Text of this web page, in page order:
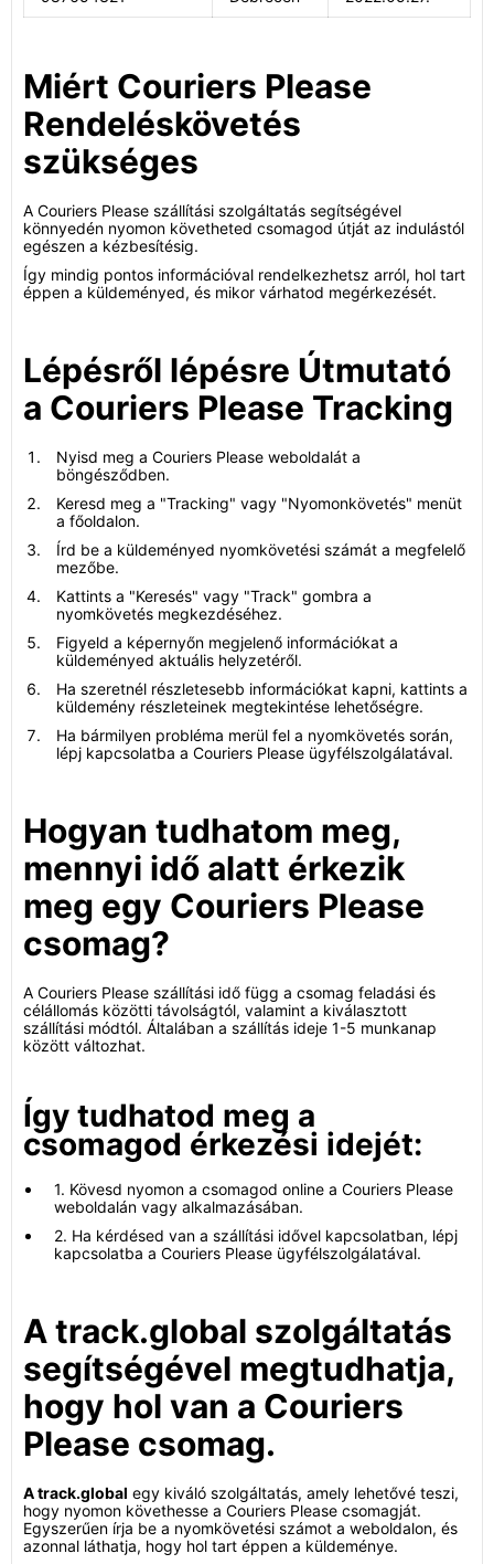
Miért Couriers Please
Rendeléskövetés
szükséges
A Couriers Please szállítási szolgáltatás segítségével
könnyedén nyomon követheted csomagod útját az indulástól
egészen a kézbesítésig.
Így mindig pontos információval rendelkezhetsz arról, hol tart
éppen a küldeményed, és mikor várhatod megérkezését.
Lépésről lépésre Útmutató
a Couriers Please Tracking
Nyisd meg a Couriers Please weboldalát a
böngésződben.
Keresd meg a "Tracking" vagy "Nyomonkövetés" menüt
a főoldalon.
Írd be a küldeményed nyomkövetési számát a megfelelő
mezőbe.
Kattints a "Keresés" vagy "Track" gombra a
nyomkövetés megkezdéséhez.
Figyeld a képernyőn megjelenő információkat a
küldeményed aktuális helyzetéről.
Ha szeretnél részletesebb információkat kapni, kattints a
küldemény részleteinek megtekintése lehetőségre.
Ha bármilyen probléma merül fel a nyomkövetés során,
lépj kapcsolatba a Couriers Please ügyfélszolgálatával.
Hogyan tudhatom meg,
mennyi idő alatt érkezik
meg egy Couriers Please
csomag?
A Couriers Please szállítási idő függ a csomag feladási és
célállomás közötti távolságtól, valamint a kiválasztott
szállítási módtól. Általában a szállítás ideje 1-5 munkanap
között változhat.
Így tudhatod meg a
csomagod érkezési idejét:
1. Kövesd nyomon a csomagod online a Couriers Please
weboldalán vagy alkalmazásában.
2. Ha kérdésed van a szállítási idővel kapcsolatban, lépj
kapcsolatba a Couriers Please ügyfélszolgálatával.
A track.global szolgáltatás
segítségével megtudhatja,
hogy hol van a Couriers
Please csomag.
A track.global egy kiváló szolgáltatás, amely lehetővé teszi,
hogy nyomon követhesse a Couriers Please csomagját.
Egyszerűen írja be a nyomkövetési számot a weboldalon, és
azonnal láthatja, hogy hol tart éppen a küldeménye.